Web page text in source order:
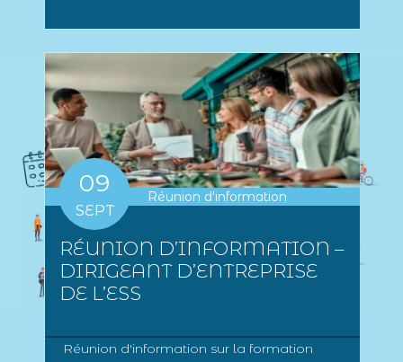
09
SEPT
Réunion d'information
RÉUNION D’INFORMATION –
DIRIGEANT D’ENTREPRISE
DE L’ESS
Réunion d'information sur la formation